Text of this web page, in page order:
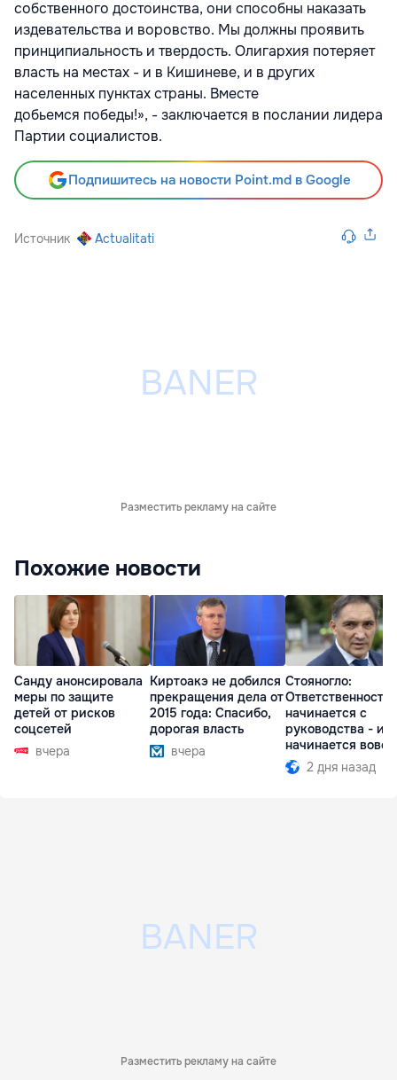
собственного достоинства, они способны наказать
издевательства и воровство. Мы должны проявить
принципиальность и твердость. Олигархия потеряет
власть на местах - и в Кишиневе, и в других
населенных пунктах страны. Вместе
добьемся победы!», - заключается в послании лидера
Партии социалистов.
Подпишитесь на новости Point.md в Google
Источник Actualitati
Разместить рекламу на сайте
Похожие новости
Санду анонсировала
меры по защите
детей от рисков
соцсетей
вчера
Киртоакэ не добился
прекращения дела от
2015 года: Спасибо,
дорогая власть
вчера
Стояногло:
Ответственность
начинается с
руководства -
начинается вовсе
2 дня назад
Разместить рекламу на сайте